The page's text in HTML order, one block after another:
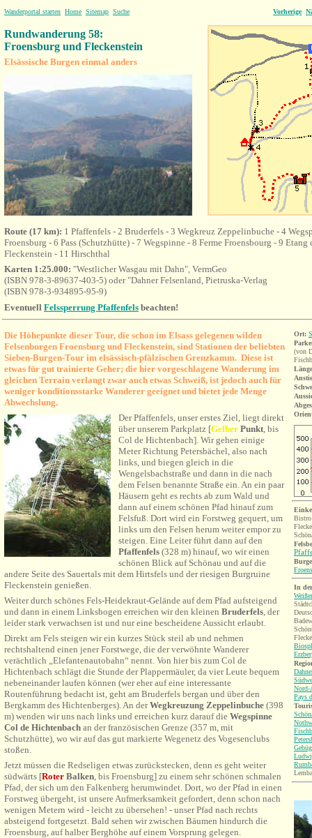
Wanderportal starten Home Sitemap Suche Vorherige
Rundwanderung 58:
Froensburg und Fleckenstein
Elsässische Burgen einmal anders
Route (17 km): 1 Pfaffenfels - 2 Bruderfels - 3 Wegkreuz Zeppelinbuche - 4
Froensburg - 6 Pass (Schutzhütte) - 7 Wegspinne - 8 Ferme Froensbourg - 9
Fleckenstein - 11 Hirschthal
Karten 1:25.000: "Westlicher Wasgau mit Dahn", VermGeo
(ISBN 978-3-89637-403-5) oder "Dahner Felsenland, Pietruska-Verlag
(ISBN 978-3-934895-95-9)
Eventuell Felssperrung Pfaffenfels beachten!
Die Höhepunkte dieser Tour, die schon im Elsass gelegenen wilden
Felsenburgen Froensburg und Fleckenstein, sind Stationen der beliebten
Sieben-Burgen-Tour im elsässisch-pfälzischen Grenzkamm. Diese ist
etwas für gut trainierte Geher; die hier vorgeschlagene Wanderung im
gleichen Terrain verlangt zwar auch etwas Schweiß, ist jedoch auch für
weniger konditionsstarke Wanderer geeignet und bietet jede Menge
Abwechslung.
Der Pfaffenfels, unsererstes Ziel, liegt direkt
über unserem Parkplatz [Gelber Punkt, bis
Col de Hichtenbach]. Wir gehen einige
Meter Richtung Petersbächel, also nach
links, und biegen gleich in die
Wengelsbachstraße und dann in die nach
dem Felsen benannte Straße ein. An ein paar
Häusern geht es rechts ab zum Wald und
dann auf einem schönen Pfad hinauf zum
Felsfuß. Dort wird ein Forstweg gequert, um
links um den Felsen herum weiter empor zu
steigen. Eine Leiter führt dann auf den
Pfaffenfels (328 m) hinauf, wo wir einen
schönen Blick auf Schönau und auf die
andere Seite des Sauertals mit dem Hirtsfels und der riesigen Burgruine
Fleckenstein genießen.
Weiter durch schönes Fels-Heidekraut-Gelände auf dem Pfad aufsteigend
und dann in einem Linksbogen erreichen wir den kleinen Bruderfels, der
leider stark verwachsen ist und nur eine bescheidene Aussicht erlaubt.
Direkt am Fels steigen wir ein kurzes Stück steil ab und nehmen
rechtshaltend einen jener Forstwege, die der verwöhnte Wanderer
verächtlich „Elefantenautobahn“ nennt. Von hier bis zum Col de
Hichtenbach schlägt die Stunde der Plappermäuler, da vier Leute bequem
nebeneinander laufen können (wer eher auf eine interessante
Routenführung bedacht ist, geht am Bruderfels bergan und über den
Bergkamm des Hichtenberges). An derWegkreuzung Zeppelinbuche (398
m) wenden wir uns nach links und erreichen kurz darauf die Wegspinne
Col de Hichtenbach an der französischen Grenze (357 m, mit
Schutzhütte), wo wir auf das gut markierte Wegenetz des Vogesenclubs
stoßen.
Jetzt müssen die Redseligen etwas zurückstecken, denn es geht weiter
südwärts [Roter Balken, bis Froensburg] zu einem sehr schönen schmalen
Pfad, der sich um den Falkenberg herumwindet. Dort, wo der Pfad in einen
Forstweg übergeht, ist unsere Aufmerksamkeit gefordert, denn schon nach
wenigen Metern wird - leicht zu übersehen! - unser Pfad nach rechts
absteigend fortgesetzt. Bald sehen wir zwischen Bäumen hindurch die
Froensburg, auf halber Berghöhe auf einem Vorsprung gelegen.
Ort:
(von
Bistro
In
Nord-
Pays
Gebüg